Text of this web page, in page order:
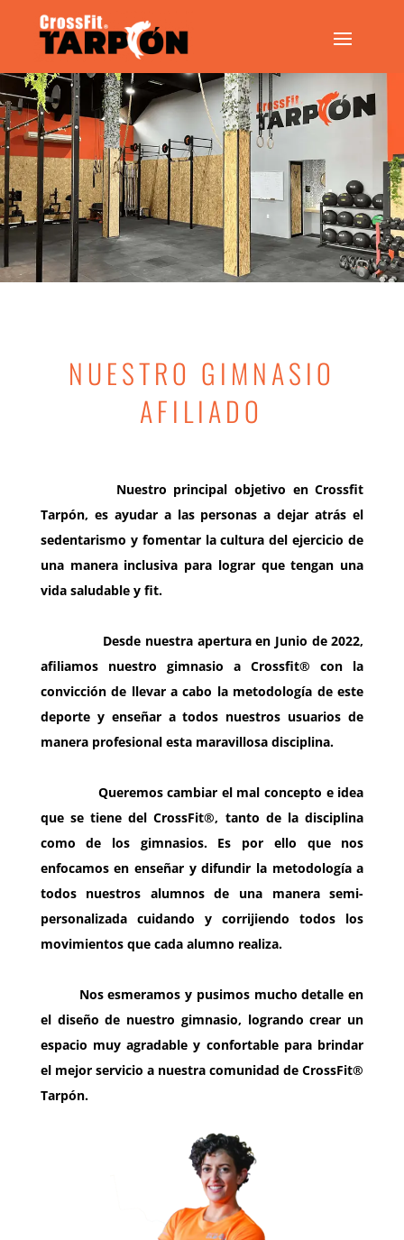
NUESTRO GIMNASIO
AFILIADO
Nuestro principal objetivo en Crossfit
Tarpón, es ayudar a las personas a dejar atrás el
sedentarismo y fomentar la cultura del ejercicio de
una manera inclusiva para lograr que tengan una
vida saludable y fit.
Desde nuestra apertura en Junio de 2022,
afiliamos nuestro gimnasio a Crossfit® con la
convicción de llevar a cabo la metodología de este
deporte y enseñar a todos nuestros usuarios de
manera profesional esta maravillosa disciplina.
Queremos cambiar el mal concepto e idea
que se tiene del CrossFit®, tanto de la disciplina
como de los gimnasios. Es por ello que nos
enfocamos en enseñar y difundir la metodología a
todos nuestros alumnos de una manera semi-
personalizada cuidando y corrijiendo todos los
movimientos que cada alumno realiza.
Nos esmeramos y pusimos mucho detalle en
el diseño de nuestro gimnasio, logrando crear un
espacio muy agradable y confortable para brindar
el mejor servicio a nuestra comunidad de CrossFit®
Tarpón.